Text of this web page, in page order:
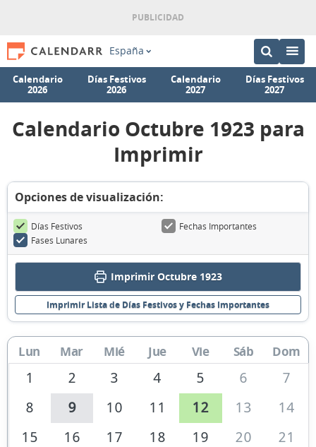
España
Calendario
2026
Días Festivos
2026
Calendario
2027
Días Festivos
2027
Calendario Octubre 1923 para
Imprimir
Opciones de visualización:
Días Festivos
Fechas Importantes
Fases Lunares
Imprimir Octubre 1923
Imprimir Lista de Días Festivos y Fechas Importantes
Lun Mar Mié Jue Vie Sáb Dom
1 2 3 4 5 6
7
8
9 10 11 12 13
14
15
16 17 18 19 20
21